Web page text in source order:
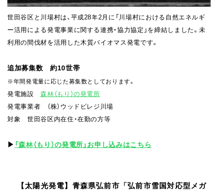
世⽥⾕区と川場村は、平成28年2⽉に「川場村における⾃然エネルギ
ー活⽤による発電事業に関する連携・協⼒協定」を締結しました。未
利⽤の間伐材を活⽤した⽊質バイオマス発電です。
追加募集数 約10世帯
※年間発電量に応じた募集数としております。
発電施設森林（もり）の発電所
発電事業者 （株）ウッドビレジ川場
対象 世田谷区内在住・在勤の⽅等
▶︎ 「森林（もり）の発電所」お申し込みはこちら
【太陽光発電】⻘森県弘前市「弘前市雪国対応型メガ